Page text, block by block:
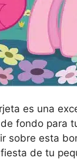
es una
fondo para
sobre esta
de tu